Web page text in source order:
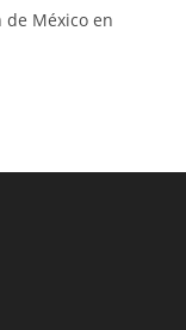
de México en